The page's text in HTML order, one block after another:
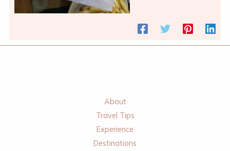
About
Travel Tips
Experience
Destinations